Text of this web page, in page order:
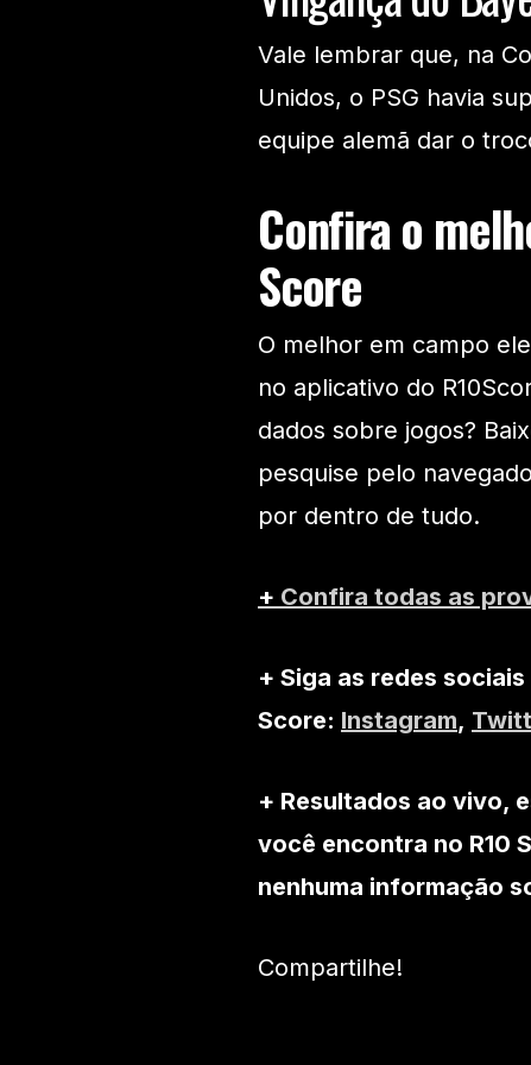
Vale lembrar que, na
Unidos, o PSG havia
equipe alemã dar o
Confira o
Score
O melhor em campo
no aplicativo do
dados sobre jogos?
pesquise pelo
por dentro de tudo.
+ Confira todas as
+ Siga as redes sociais
Score: Instagram,
+ Resultados ao vivo,
você encontra no R10
nenhuma informação
Compartilhe!